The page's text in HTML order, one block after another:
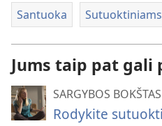
Santuoka
Jums taip pat gali
SARGYBOS BOKŠTAS
Rodykite